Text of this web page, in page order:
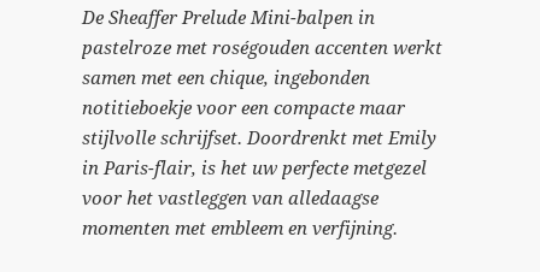
De Sheaffer Prelude Mini-balpen in
pastelroze met roségouden accenten werkt
samen met een chique, ingebonden
notitieboekje voor een compacte maar
stijlvolle schrijfset. Doordrenkt met Emily
in Paris-flair, is het uw perfecte metgezel
voor het vastleggen van alledaagse
momenten met embleem en verfijning.